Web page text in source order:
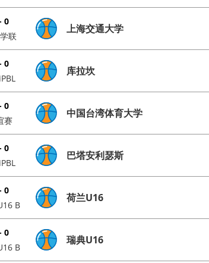
0
联
上海交通大学
0
库拉坎
0
赛
中国台湾体育大学
0
巴塔安利瑟斯
0
B
荷兰U16
0
B
瑞典U16